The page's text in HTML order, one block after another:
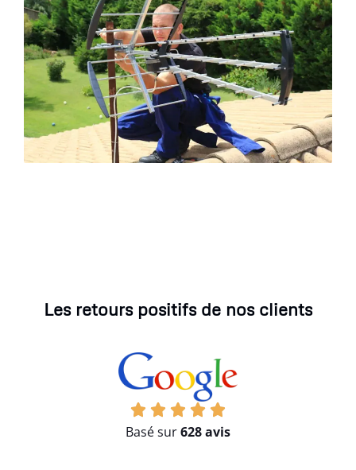
Les retours positifs de nos clients
Basé sur628 avis